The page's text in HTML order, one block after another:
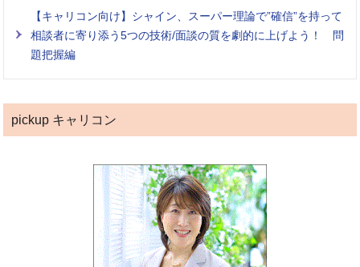
【キャリコン向け】シャイン、スーパー理論で”確信”を持って
相談者に寄り添う5つの技術/面談の質を劇的に上げよう！ 問
題把握編
pickup キャリコン